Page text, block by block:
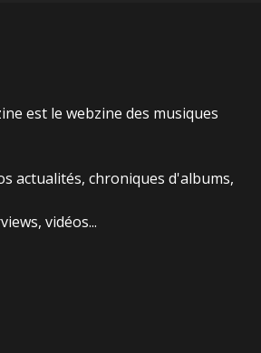
est le webzine des musiques
actualités, chroniques d'albums,
vidéos...